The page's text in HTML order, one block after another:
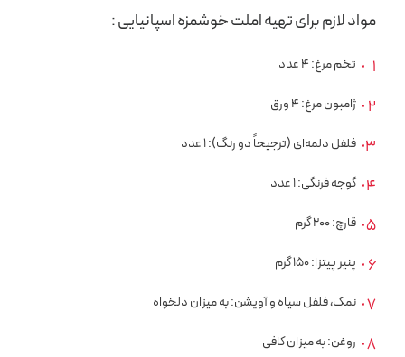
مواد لازم برای تهیه املت خوشمزه اسپانیایی :
تخم مرغ: ۴ عدد
ژامبون مرغ: ۴ ورق
فلفل دلمه‌ای (ترجیحاً دو رنگ): ۱ عدد
گوجه فرنگی: ۱ عدد
قارچ: ۲۰۰ گرم
پنیر پیتزا: ۱۵۰ گرم
نمک، فلفل سیاه و آویشن: به میزان دلخواه
روغن: به میزان کافی